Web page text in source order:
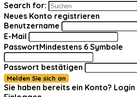
Search for:
Neues Konto registrieren
Benutzername
E-Mail
PasswortMindestens 6 Symbole
Passwort bestätigen
Melden Sie sich an
Sie haben bereits ein Konto? Login